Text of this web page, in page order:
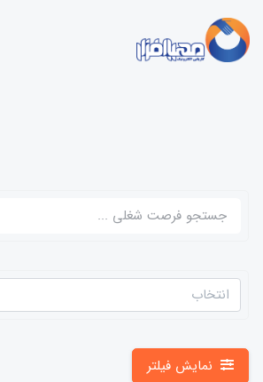
انتخاب
نمایش فیلتر